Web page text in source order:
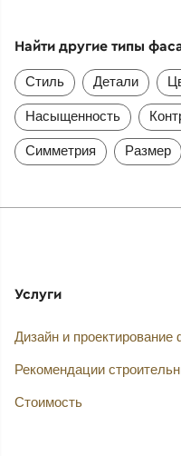
Найти другие типы
Стиль Детали
Насыщенность
Симметрия Размер
Услуги
Дизайн и проектирование
Рекомендации
Стоимость